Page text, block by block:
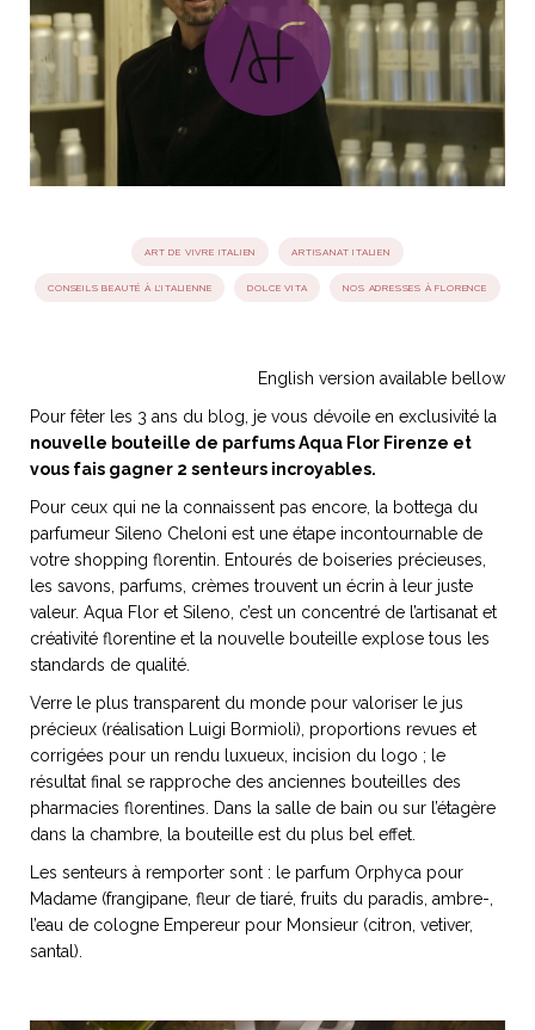
ITALIEN
LE DÉCOR ITALIEN
Lucia
ARTISANAT ITALIEN
Les cuirs de
Burano, la palette
de tous les
superlatifs
ART DE VIVRE ITALIEN ARTISANAT ITALIEN
CONSEILS BEAUTÉ À L'ITALIENNE DOLCE VITA NOS ADRESSES À FLORENCE
English version available bellow
Pour fêter les 3 ans du blog, je vous dévoile en exclusivité la
nouvelle bouteille de parfums Aqua Flor Firenze et
vous fais gagner 2 senteurs incroyables.
Pour ceux qui ne la connaissent pas encore, la bottega du
parfumeur Sileno Cheloni est une étape incontournable de
votre shopping florentin. Entourés de boiseries précieuses,
les savons, parfums, crèmes trouvent un écrin à leur juste
valeur. Aqua Flor et Sileno, c’est un concentré de l’artisanat et
créativité florentine et la nouvelle bouteille explose tous les
standards de qualité.
Verre le plus transparent du monde pour valoriser le jus
précieux (réalisation Luigi Bormioli), proportions revues et
corrigées pour un rendu luxueux, incision du logo ; le
résultat final se rapproche des anciennes bouteilles des
pharmacies florentines. Dans la salle de bain ou sur l’étagère
dans la chambre, la bouteille est du plus bel effet.
Les senteurs à remporter sont : le parfum Orphyca pour
Madame (frangipane, fleur de tiaré, fruits du paradis, ambre-,
l’eau de cologne Empereur pour Monsieur (citron, vetiver,
santal).